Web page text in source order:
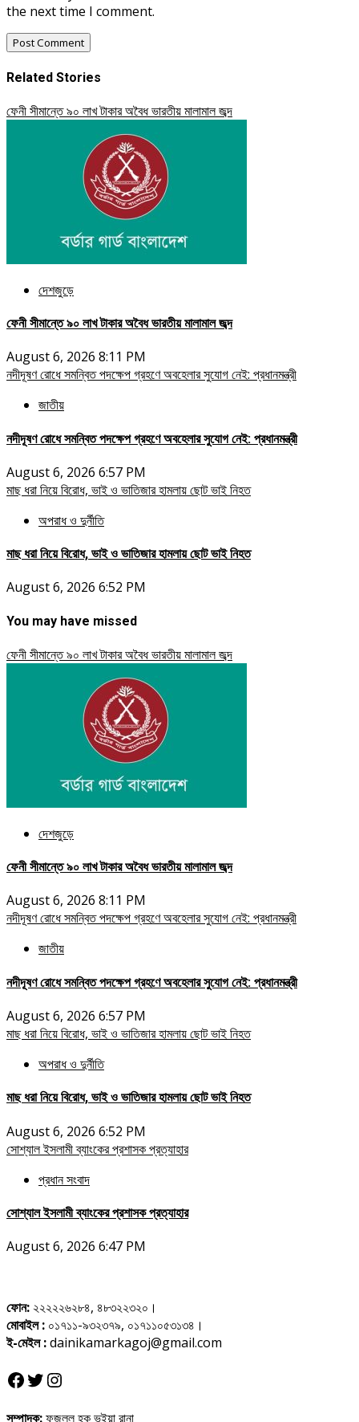
the next time I comment.
Related Stories
ফেনী সীমান্তে ৯০ লাখ টাকার অবৈধ ভারতীয় মালামাল জব্দ
দেশজুড়ে
ফেনী সীমান্তে ৯০ লাখ টাকার অবৈধ ভারতীয় মালামাল জব্দ
August 6, 2026 8:11 PM
নদীদূষণ রোধে সমন্বিত পদক্ষেপ গ্রহণে অবহেলার সুযোগ নেই: প্রধানমন্ত্রী
জাতীয়
নদীদূষণ রোধে সমন্বিত পদক্ষেপ গ্রহণে অবহেলার সুযোগ নেই: প্রধানমন্ত্রী
August 6, 2026 6:57 PM
মাছ ধরা নিয়ে বিরোধ, ভাই ও ভাতিজার হামলায় ছোট ভাই নিহত
অপরাধ ও দুর্নীতি
মাছ ধরা নিয়ে বিরোধ, ভাই ও ভাতিজার হামলায় ছোট ভাই নিহত
August 6, 2026 6:52 PM
You may have missed
ফেনী সীমান্তে ৯০ লাখ টাকার অবৈধ ভারতীয় মালামাল জব্দ
দেশজুড়ে
ফেনী সীমান্তে ৯০ লাখ টাকার অবৈধ ভারতীয় মালামাল জব্দ
August 6, 2026 8:11 PM
নদীদূষণ রোধে সমন্বিত পদক্ষেপ গ্রহণে অবহেলার সুযোগ নেই: প্রধানমন্ত্রী
জাতীয়
নদীদূষণ রোধে সমন্বিত পদক্ষেপ গ্রহণে অবহেলার সুযোগ নেই: প্রধানমন্ত্রী
August 6, 2026 6:57 PM
মাছ ধরা নিয়ে বিরোধ, ভাই ও ভাতিজার হামলায় ছোট ভাই নিহত
অপরাধ ও দুর্নীতি
মাছ ধরা নিয়ে বিরোধ, ভাই ও ভাতিজার হামলায় ছোট ভাই নিহত
August 6, 2026 6:52 PM
সোশ্যাল ইসলামী ব্যাংকের প্রশাসক প্রত্যাহার
প্রধান সংবাদ
সোশ্যাল ইসলামী ব্যাংকের প্রশাসক প্রত্যাহার
August 6, 2026 6:47 PM
ফোন: ২২২২২৬২৮৪, ৪৮৩২২৩২০।
মোবাইল : ০১৭১১-৯৩২৩৭৯, ০১৭১১০৫৩১৩৪।
ই-মেইল :dainikamarkagoj@gmail.com
Facebook
Twitter
Instagram
সম্পাদক:ফজলুল হক ভূইয়া রানা